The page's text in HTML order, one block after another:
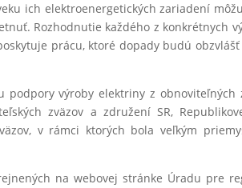
ich elektroenergetických zariadení
Rozhodnutie každého z konkrétnych
prácu, ktoré dopady budú
výroby elektriny z obnoviteľných
zväzov a združení SR,
v rámci ktorých bola veľkým
na webovej stránke Úradu pre